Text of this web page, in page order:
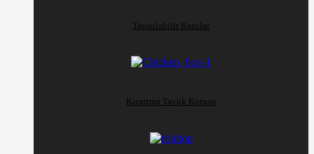
Taşınılabilir Kutular
Kızartma Tavuk Kutusu